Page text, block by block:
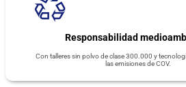
Responsabilidad
Con talleres sin polvo de clase 300.000 y
las emisiones de COV.